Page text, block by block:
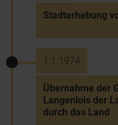
Stadterhebung
1.1.1974
Übernahme der
Langenlois der
durch das Land